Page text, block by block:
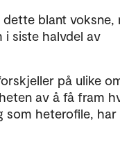
blant voksne,
i siste halvdel av
på ulike
av å få fram
som heterofile,